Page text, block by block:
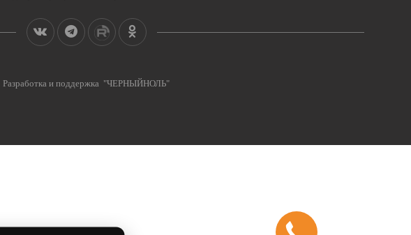
Разработка и поддержка "ЧЕРНЫЙНОЛЬ"